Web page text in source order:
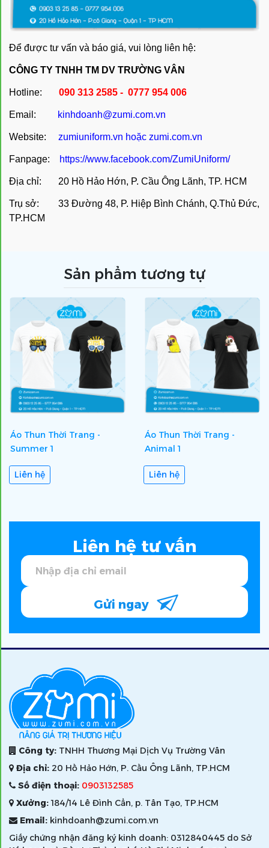
Để được tư vấn và báo giá, vui lòng liên hệ:
CÔNG TY TNHH TM DV TRƯỜNG VÂN
Hotline: 090 313 2585 - 0777 954 006
Email: kinhdoanh@zumi.com.vn
Website: zumiuniform.vn hoặc zumi.com.vn
Fanpage: https://www.facebook.com/ZumiUniform/
Địa chỉ: 20 Hồ Hảo Hớn, P. Cầu Ông Lãnh, TP. HCM
Trụ sở: 33 Đường 48, P. Hiệp Bình Chánh, Q.Thủ Đức,
TP.HCM
Sản phẩm tương tự
Áo Thun Thời Trang -
Summer 1
Liên hệ
Áo Thun Thời Trang -
Animal 1
Liên hệ
Liên hệ tư vấn
Gửi ngay
Công ty: TNHH Thương Mại Dịch Vụ Trường Vân
Địa chỉ: 20 Hồ Hảo Hớn, P. Cầu Ông Lãnh, TP.HCM
Số điện thoại: 0903132585
Xưởng:184/14 Lê Đình Cẩn, p. Tân Tạo, TP.HCM
Email: kinhdoanh@zumi.com.vn
Giấy chứng nhận đăng ký kinh doanh: 0312840445 do Sở